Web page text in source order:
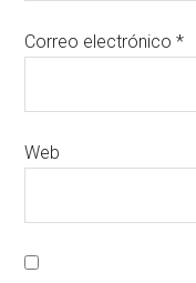
Correo electrónico*
Web